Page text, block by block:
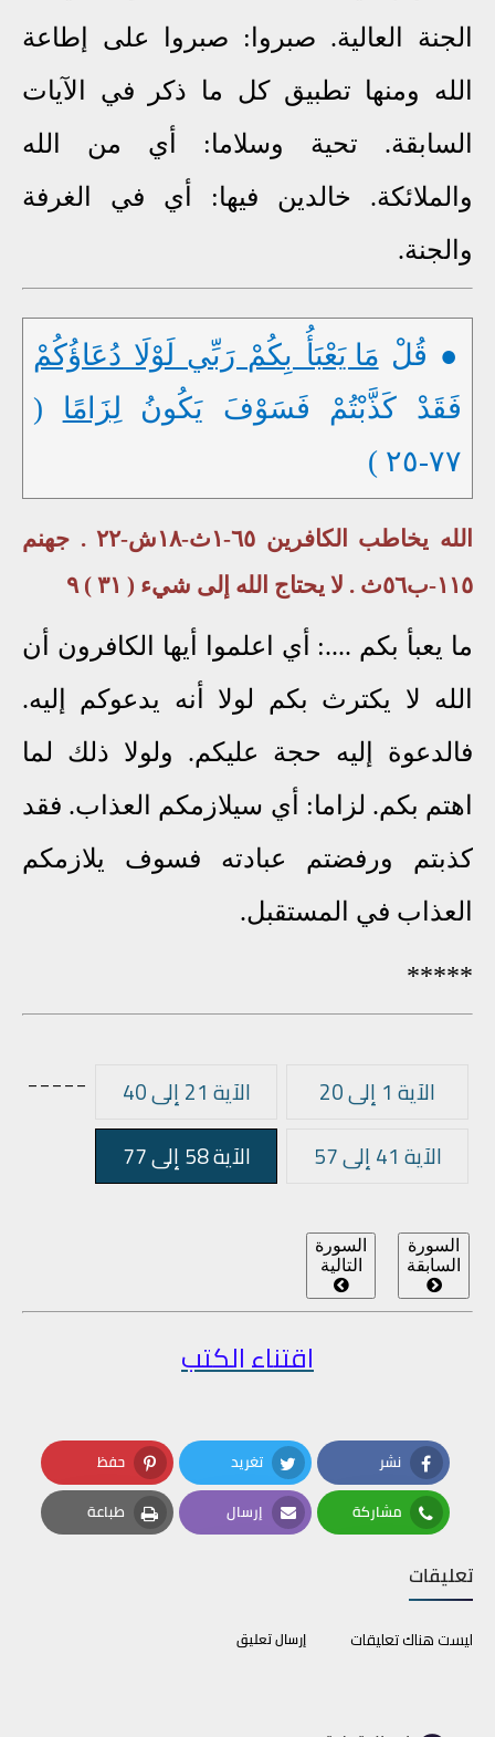
الجنة العالية. صبروا: صبروا على إطاعة
الله ومنها تطبيق كل ما ذكر في الآيات
السابقة. تحية وسلاما: أي من الله
والملائكة. خالدين فيها: أي في الغرفة
والجنة.
● قُلْ مَا يَعْبَأُ بِكُمْ رَبِّي لَوْلَا دُعَاؤُكُمْ
فَقَدْ كَذَّبْتُمْ فَسَوْفَ يَكُونُ لِزَامًا (
٧٧-٢٥ )
الله يخاطب الكافرين ٦٥-١ث-١٨ش-٢٢ . جهنم
١١٥-ب٥٦ث . لا يحتاج الله إلى شيء ( ٣١ ) ٩
ما يعبأ بكم ....: أي اعلموا أيها الكافرون أن
الله لا يكترث بكم لولا أنه يدعوكم إليه.
فالدعوة إليه حجة عليكم. ولولا ذلك لما
اهتم بكم. لزاما: أي سيلازمكم العذاب. فقد
كذبتم ورفضتم عبادته فسوف يلازمكم
العذاب في المستقبل.
*****
الآية 1 إلى 20
الآية 21 إلى 40
الآية 41 إلى 57
الآية 58 إلى 77
_____
السورة
السابقة
السورة
التالية
اقتناء الكتب
نشر
Facebook
تغريد
Twitter
حفظ
Pinterest
مشاركة
Whatsapp
إرسال
Email
طباعة
Print
تعليقات
ليست هناك تعليقات إرسال تعليق